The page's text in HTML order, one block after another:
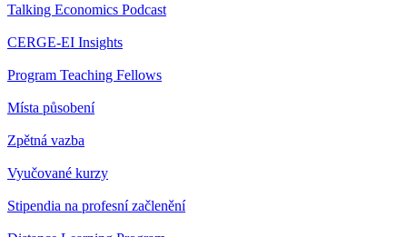
Talking Economics Podcast
CERGE-EI Insights
Program Teaching Fellows
Místa působení
Zpětná vazba
Vyučované kurzy
Stipendia na profesní začlenění